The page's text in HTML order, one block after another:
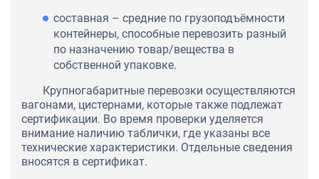
составная – средние по грузоподъёмности
контейнеры, способные перевозить разный
по назначению товар/вещества в
собственной упаковке.
Крупногабаритные перевозки осуществляются
вагонами, цистернами, которые также подлежат
сертификации. Во время проверки уделяется
внимание наличию таблички, где указаны все
технические характеристики. Отдельные сведения
вносятся в сертификат.